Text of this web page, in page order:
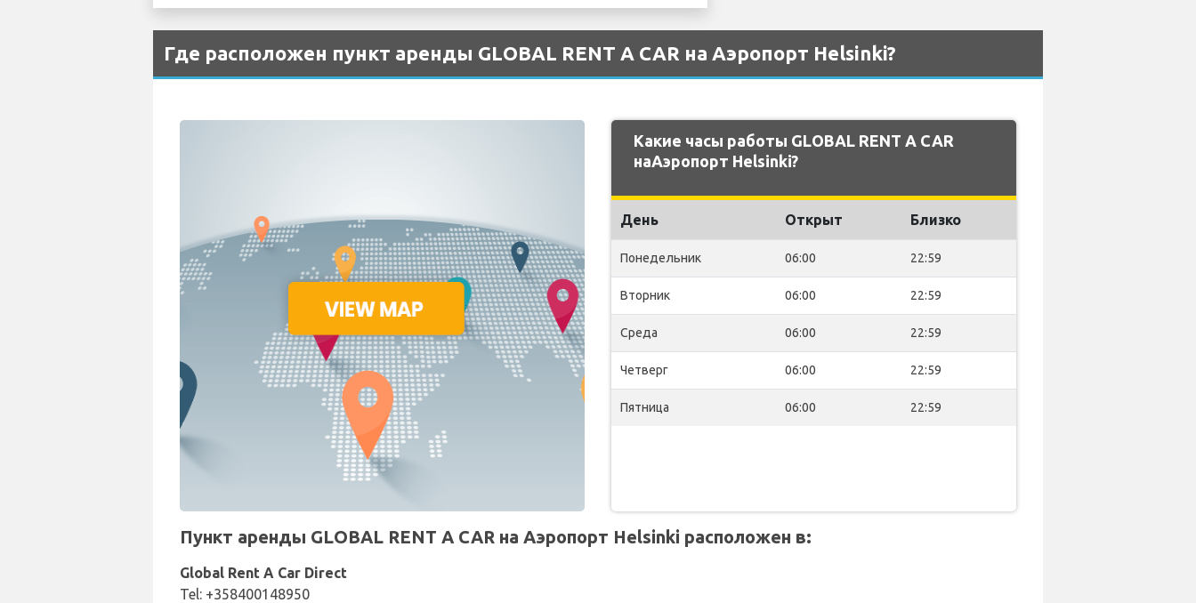
Где расположен пункт аренды GLOBAL RENT A CAR на Аэропорт Helsinki?
Какие часы работы GLOBAL RENT A CAR
наАэропорт Helsinki?
День Открыт Близко
Понедельник 06:00 22:59
Вторник 06:00 22:59
Среда 06:00 22:59
Четверг 06:00 22:59
Пятница 06:00 22:59
Пункт аренды GLOBAL RENT A CAR на Аэропорт Helsinki расположен в:
Global Rent A Car Direct
Tel: +358400148950